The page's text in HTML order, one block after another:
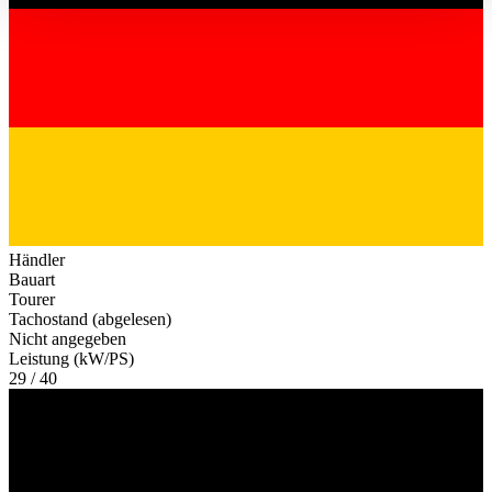
haben oder die sie im Rahmen Ihrer Nutzung der Dienste
Händler
Bauart
Tourer
Tachostand (abgelesen)
Nicht angegeben
Leistung (kW/PS)
29 / 40